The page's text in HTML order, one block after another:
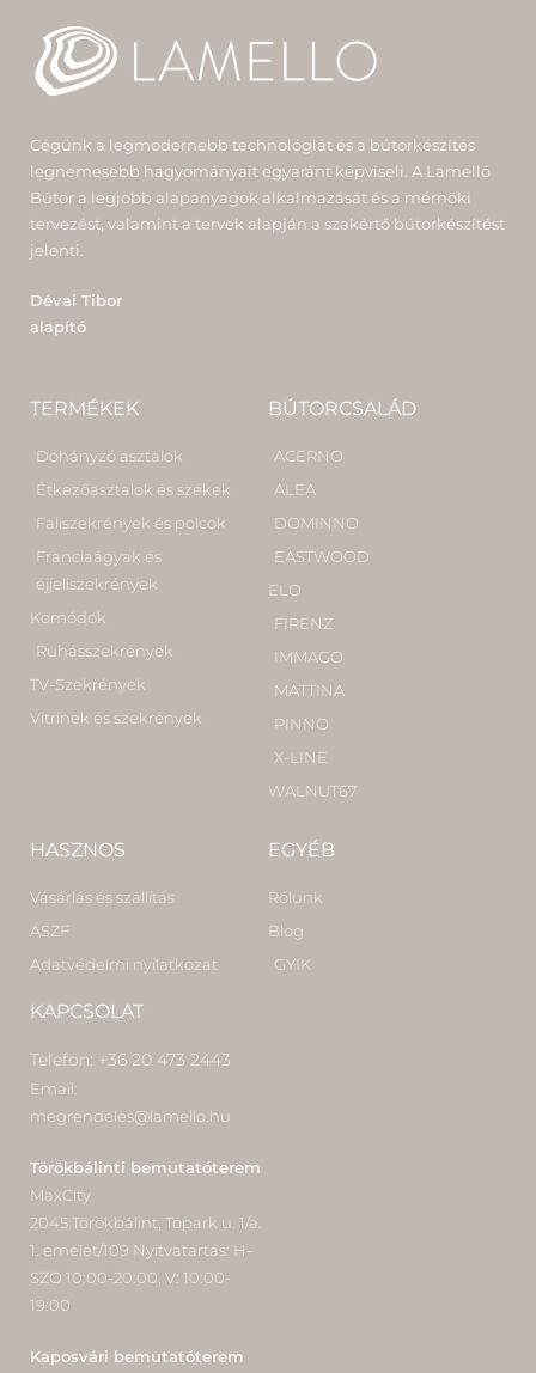
Cégünk a legmodernebb technológiát és a bútorkészítés
legnemesebb hagyományait egyaránt képviseli. A Lamelló
Bútor a legjobb alapanyagok alkalmazását és a mérnöki
tervezést, valamint a tervek alapján a szakértő bútorkészítést
jelenti.
Dévai Tibor
alapító
TERMÉKEK
Dohányzó asztalok
Étkezőasztalok és székek
Faliszekrények és polcok
Franciaágyak és
éjjeliszekrények
Komódok
Ruhásszekrények
TV-Szekrények
Vitrinek és szekrények
BÚTORCSALÁD
ACERNO
ALEA
DOMINNO
EASTWOOD
ELO
FIRENZ
IMMAGO
MATTINA
PINNO
X-LINE
WALNUT67
HASZNOS
Vásárlás és szállítás
ÁSZF
Adatvédelmi nyilatkozat
KAPCSOLAT
Telefon: +36 20 473 2443
Email:
megrendeles@lamello.hu
Törökbálinti bemutatóterem
MaxCity
2045 Törökbálint, Tópark u. 1/a.
1. emelet/109 Nyitvatartás: H-
SZO 10:00-20:00, V: 10:00-
19:00
Kaposvári bemutatóterem
EGYÉB
Rólunk
Blog
GYIK